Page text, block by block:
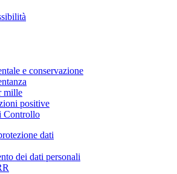
e conservazione
mille
positive
Controllo
dati
dei dati personali